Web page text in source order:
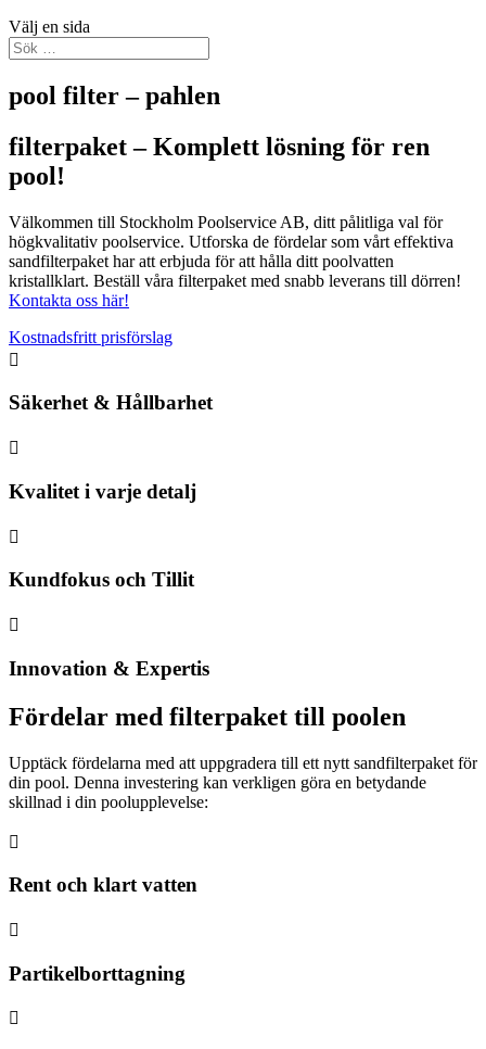
Välj en sida
pool filter – pahlen
filterpaket – Komplett lösning för ren
pool!
Välkommen till Stockholm Poolservice AB, ditt pålitliga val för
högkvalitativ poolservice. Utforska de fördelar som vårt effektiva
sandfilterpaket har att erbjuda för att hålla ditt poolvatten
kristallklart. Beställ våra filterpaket med snabb leverans till dörren!
Kontakta oss här!
Kostnadsfritt prisförslag

Säkerhet & Hållbarhet

Kvalitet i varje detalj

Kundfokus och Tillit

Innovation & Expertis
Fördelar med filterpaket till poolen
Upptäck fördelarna med att uppgradera till ett nytt sandfilterpaket för
din pool. Denna investering kan verkligen göra en betydande
skillnad i din poolupplevelse:

Rent och klart vatten

Partikelborttagning
